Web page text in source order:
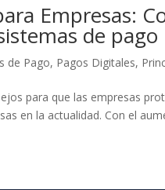
Empresas:
de pago
de Pago, Pagos Digitales,
para que las empresas
en la actualidad. Con el